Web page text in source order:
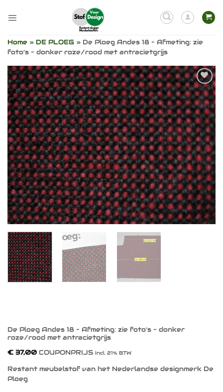
naar
Home » DE PLOEG » De Ploeg Andes 18 – Afmeting: zie
foto’s – donker roze/rood met antracietgrijs
Toevoegen
aan
verlanglijst
De Ploeg Andes 18 – Afmeting: zie foto’s – donker
roze/rood met antracietgrijs
€ 37,00 COUPONPRIJS Incl. 21% BTW
Restant meubelstof van het Nederlandse designmerk De
Ploeg